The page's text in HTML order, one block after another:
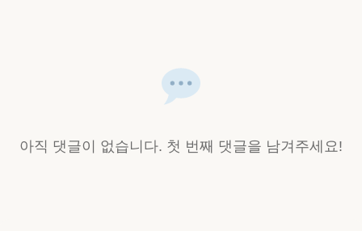
아직 댓글이 없습니다. 첫 번째 댓글을 남겨주세요!